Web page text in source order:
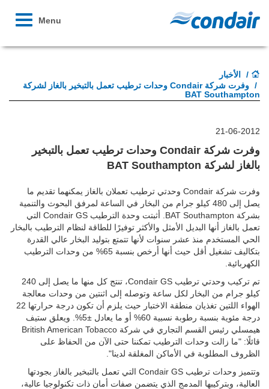
Toggle
Menu
الأخبار
وفرت شركة Condair وحدات ترطيب تعمل بالتبخير بالغاز لشركة
BAT Southampton
21-06-2012
وفرت شركة Condair وحدات ترطيب تعمل بالتبخير
بالغاز لشركة BAT Southampton
وفرت شركة Condair وحدتي ترطيب تعملان بالغاز يمكنهما تقديم ما
يصل إلى 480 كيلو جرام من البخار في الساعة لمرفق البحوث والتنمية
بشركة BAT Southampton. أثبتت وحدة الترطيب Condair GS التي
تعمل بالغاز أنها البديل الأمثل والأكثر توفيرًا للطاقة لنظام الترطيب بالبخار
الحي المستخدم منذ عشر سنوات لأنها تتمتع بتوليد البخار عالي القدرة
بتكاليف تشغيل أقل حيث أنها أرخص بنسبة 65% من وحدات الترطيب
الكهربائية.
تم تركيب وحدتي ترطيب Condair GS، تنتج كل منها ما يصل إلى 240
كيلو جرام من البخار لكل ساعة وتوصله إلى اثنتين من وحدات معالجة
الهواء اللتين تغذيان منطقة الاختبار حيث يلزم أن تكون درجة حرارتها 22
درجة مئوية بنسبة رطوبة نسبية 60% أو ما يعادل ±5%. ويعلق ستيف
هيمسلي رئيس القسم التجاري في شركة British American Tobacco
قائلًا: "ما زالت وحدات الترطيب تمكننا حتى الآن من الحفاظ على
الظروف المطلوبة في الأماكن المغلقة لدينا".
وتتميز وحدات ترطيب Condair GS التي تعمل بالتبخير بالغاز بجودتها
العالية، وبتركيبها المدمج الذي يتضمن صفات أمان ذات تكنولوجيا عالية،